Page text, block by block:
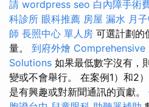
請 wordpress seo 白內障手術
科診所 眼科推薦 房屋 漏水 月
師 長照中心 單人房 可選計劃的
量。 到府外燴
Solutions 如果最低數字沒有，
變或不會舉行。 在案例1）和2
是有興趣或對新聞通訊的貢獻。